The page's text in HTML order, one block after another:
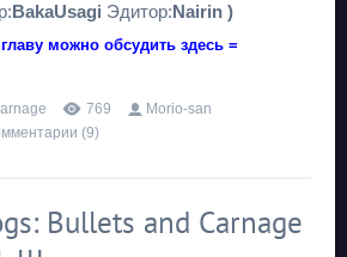
BakaUsagi Эдитор:Nairin )
можно обсудить здесь =
769
Morio-san
(9)
Bullets and Carnage